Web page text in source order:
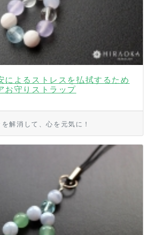
によるストレスを払拭するため
お守りストラップ
解消して、心を元気に！